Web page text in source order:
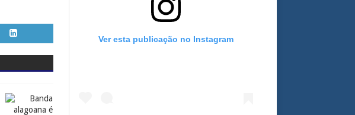
Ver esta publicação no Instagram